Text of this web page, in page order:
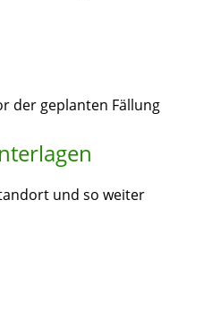
der geplanten Fällung
und so weiter